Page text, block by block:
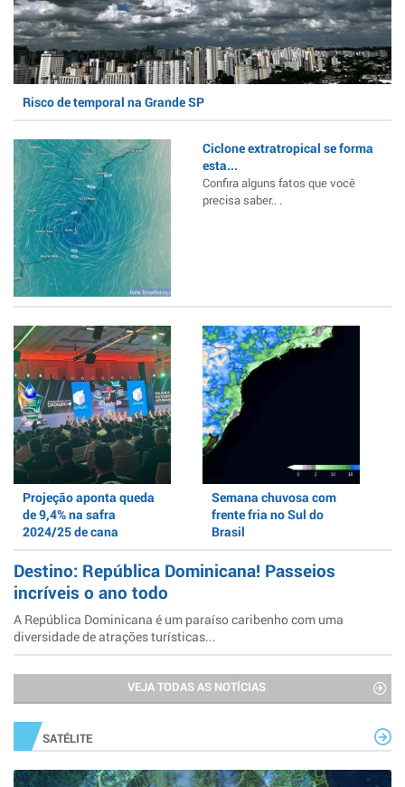
Risco de temporal na Grande SP
Ciclone extratropical se forma
esta...
Confira alguns fatos que você
precisa saber.. .
Projeção aponta queda
de 9,4% na safra
2024/25 de cana
Semana chuvosa com
frente fria no Sul do
Brasil
Destino: República Dominicana! Passeios
incríveis o ano todo
A República Dominicana é um paraíso caribenho com uma
diversidade de atrações turísticas...
VEJA TODAS AS NOTÍCIAS
SATÉLITE